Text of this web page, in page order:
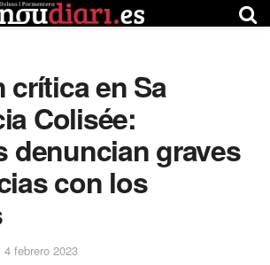
crítica en Sa
Colisée:
denuncian graves
con los
4 febrero 2023